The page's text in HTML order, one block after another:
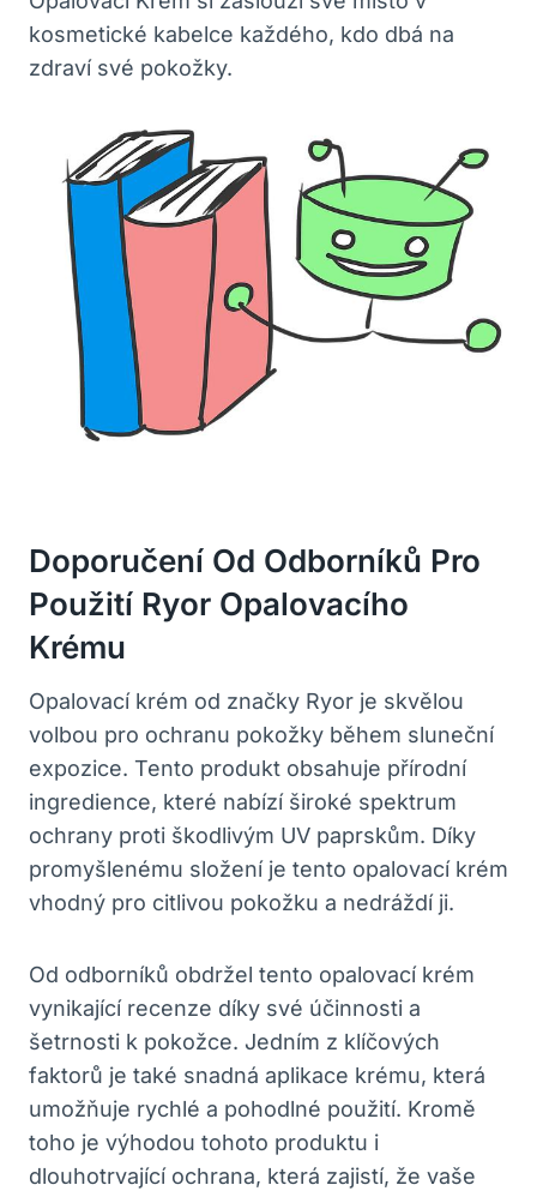
kosmetické kabelce každého, kdo dbá na
zdraví své pokožky.
Doporučení Od Odborníků Pro
Použití Ryor Opalovacího
Krému
Opalovací krém od značky Ryor je skvělou
volbou pro ochranu pokožky během sluneční
expozice. Tento produkt obsahuje přírodní
ingredience, které nabízí široké spektrum
ochrany proti škodlivým UV paprskům. Díky
promyšlenému složení je tento opalovací krém
vhodný pro citlivou pokožku a nedráždí ji.
Od odborníků obdržel tento opalovací krém
vynikající recenze díky své účinnosti a
šetrnosti k pokožce. Jedním z klíčových
faktorů je také snadná aplikace krému, která
umožňuje rychlé a pohodlné použití. Kromě
toho je výhodou tohoto produktu i
dlouhotrvající ochrana, která zajistí, že vaše